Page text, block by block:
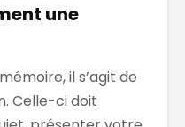
une
il s’agit de
Celle-ci doit